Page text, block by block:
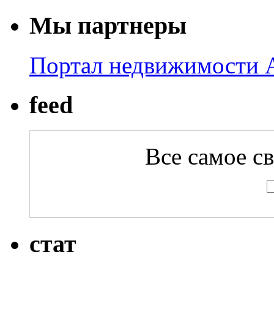
Мы партнеры
Портал недвижимости
feed
Все самое
стат